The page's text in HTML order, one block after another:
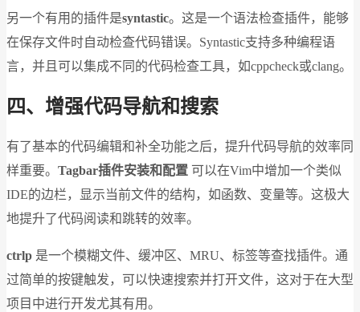
另一个有用的插件是syntastic。这是一个语法检查插件，能够
在保存文件时自动检查代码错误。Syntastic支持多种编程语
言，并且可以集成不同的代码检查工具，如cppcheck或clang。
四、增强代码导航和搜索
有了基本的代码编辑和补全功能之后，提升代码导航的效率同
样重要。 Tagbar插件安装和配置 可以在Vim中增加一个类似
IDE的边栏，显示当前文件的结构，如函数、变量等。这极大
地提升了代码阅读和跳转的效率。
ctrlp 是一个模糊文件、缓冲区、MRU、标签等查找插件。通
过简单的按键触发，可以快速搜索并打开文件，这对于在大型
项目中进行开发尤其有用。